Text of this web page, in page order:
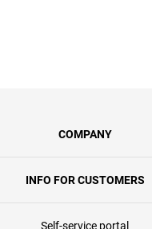
COMPANY
INFO FOR CUSTOMERS
Self-service portal